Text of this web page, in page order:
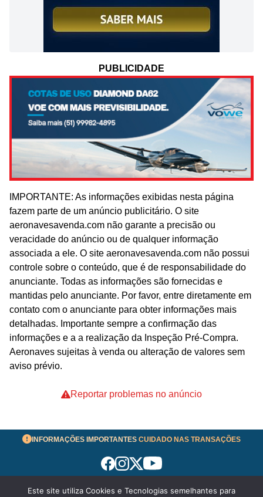
PUBLICIDADE
IMPORTANTE: As informações exibidas nesta página
fazem parte de um anúncio publicitário. O site
aeronavesavenda.com não garante a precisão ou
veracidade do anúncio ou de qualquer informação
associada a ele. O site aeronavesavenda.com não possui
controle sobre o conteúdo, que é de responsabilidade do
anunciante. Todas as informações são fornecidas e
mantidas pelo anunciante. Por favor, entre diretamente em
contato com o anunciante para obter informações mais
detalhadas. Importante sempre a confirmação das
informações e a a realização da Inspeção Pré-Compra.
Aeronaves sujeitas à venda ou alteração de valores sem
aviso prévio.
Reportar problemas no anúncio
INFORMAÇÕES IMPORTANTES CUIDADO NAS TRANSAÇÕES
Termos de Uso
Este site utiliza Cookies e Tecnologias semelhantes para